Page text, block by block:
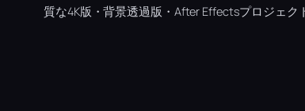
質な4K版・背景透過版・After Effectsプロジェク